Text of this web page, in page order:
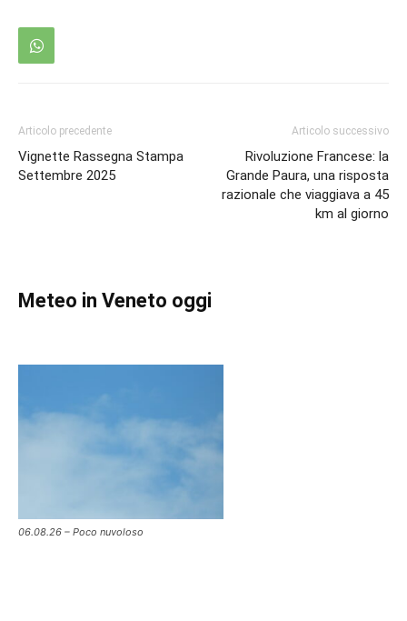
Articolo precedente
Vignette Rassegna Stampa
Settembre 2025
Articolo successivo
Rivoluzione Francese: la
Grande Paura, una risposta
razionale che viaggiava a 45
km al giorno
Meteo in Veneto oggi
06.08.26 – Poco nuvoloso